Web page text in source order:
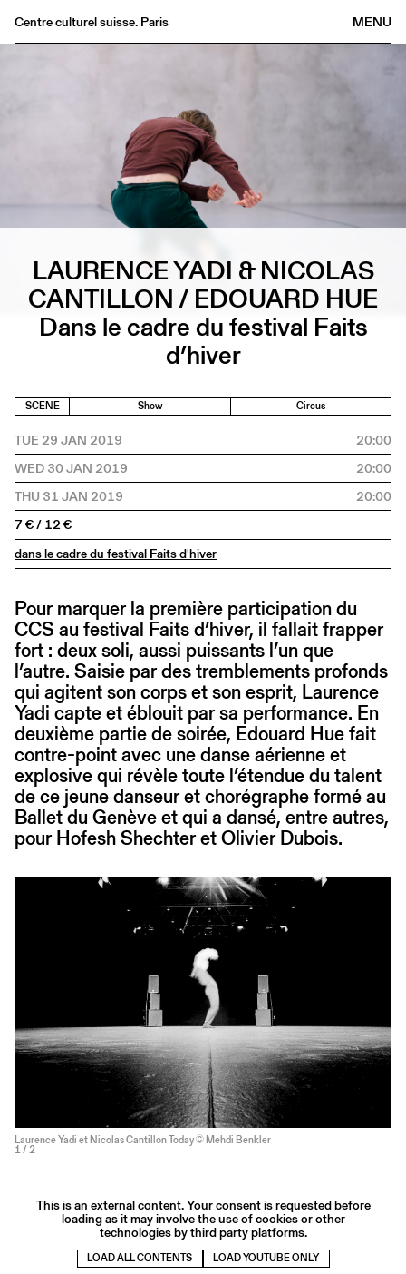
MENU
Centre culturel suisse. Paris
Publications
About
/ EN
LAURENCE YADI & NICOLAS
CANTILLON / EDOUARD HUE
Dans le cadre du festival Faits
d’hiver
SCENE Show Circus
TUE 29 JAN 2019
20:00
WED 30 JAN 2019
20:00
THU 31 JAN 2019
20:00
7 € / 12 €
dans le cadre du festival Faits d'hiver
Pour marquer la première participation du
CCS au festival Faits d’hiver, il fallait frapper
fort : deux soli, aussi puissants l’un que
l’autre. Saisie par des tremblements profonds
qui agitent son corps et son esprit, Laurence
Yadi capte et éblouit par sa performance. En
deuxième partie de soirée, Edouard Hue fait
contre-point avec une danse aérienne et
explosive qui révèle toute l’étendue du talent
de ce jeune danseur et chorégraphe formé au
Ballet du Genève et qui a dansé, entre autres,
pour Hofesh Shechter et Olivier Dubois.
Laurence Yadi et Nicolas Cantillon Today © Mehdi Benkler
1 / 2
This is an external content. Your consent is requested before
loading as it may involve the use of cookies or other
technologies by third party platforms.
LOAD ALL CONTENTS LOAD YOUTUBE ONLY